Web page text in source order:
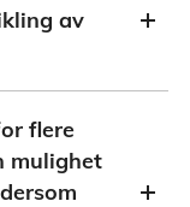
av
flere
mulighet